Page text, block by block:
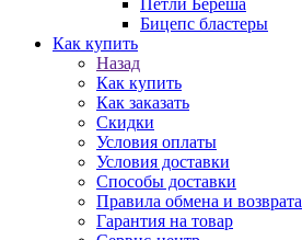
Петли Береша
Бицепс бластеры
Как купить
Назад
Как купить
Как заказать
Скидки
Условия оплаты
Условия доставки
Способы доставки
Правила обмена и возврата
Гарантия на товар